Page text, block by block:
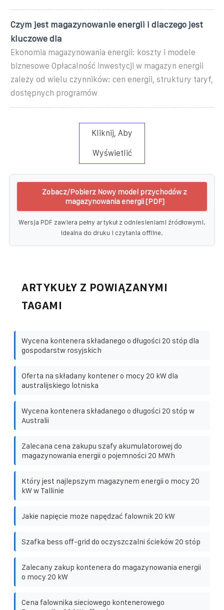
Czym jest magazynowanie energii i dlaczego jest
kluczowe dla
Ekonomia magazynowania energii: koszty i modele
biznesowe Opłacalność inwestycji w magazyn energii
zależy od wielu czynników: cen energii, struktury taryf,
dostępnych programów
Kliknij, Aby
Wyświetlić
Zobacz/Pobierz Nowy model przychodów z
magazynowania energii [PDF]
Wersja PDF zawiera pełny artykuł z odniesieniami źródłowymi.
Idealna do druku i czytania offline.
ARTYKUŁY Z POWIĄZANYMI
TAGAMI
Wycena kontenera składanego o długości 20 stóp dla
gospodarstw rosyjskich
Oferta na składany kontener o mocy 20 kW dla
australijskiego lotniska
Wycena kontenera składanego o długości 20 stóp w
Australii
Zalecana cena zakupu szafy akumulatorowej do
magazynowania energii o pojemności 20 MWh
Który jest najlepszym magazynem energii o mocy 20
kW w Tallinie
Jakie napięcie może napędzać falownik 20 kW
Szafka bess off-grid do oczyszczalni ścieków 20 stóp
Zalecany zakup kontenera do magazynowania energii
o mocy 20 kW
Cena falownika sieciowego kontenerowego